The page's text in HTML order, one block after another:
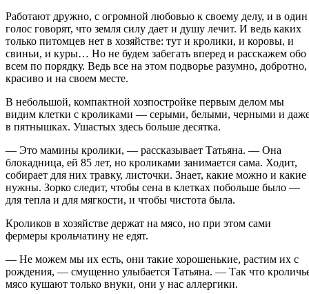
Работают дружно, с огромной любовью к своему делу, и в один
голос говорят, что земля силу дает и душу лечит. И ведь каких
только питомцев нет в хозяйстве: тут и кролики, и коровы, и
свиньи, и куры… Но не будем забегать вперед и расскажем обо
всем по порядку. Ведь все на этом подворье разумно, добротно,
красиво и на своем месте.
В небольшой, компактной хозпостройке первым делом мы
видим клетки с кроликами — серыми, белыми, черными и
в пятнышках. Ушастых здесь больше десятка.
— Это мамины кролики, — рассказывает Татьяна. — Она
блокадница, ей 85 лет, но кроликами занимается сама. Ходит,
собирает для них травку, листочки. Знает, какие можно и какие
нужны. Зорко следит, чтобы сена в клетках побольше было —
для тепла и для мягкости, и чтобы чистота была.
Кроликов в хозяйстве держат на мясо, но при этом сами
фермеры крольчатину не едят.
— Не можем мы их есть, они такие хорошенькие, растим их с
рождения, — смущенно улыбается Татьяна. — Так что
мясо кушают только внуки, они у нас аллергики.